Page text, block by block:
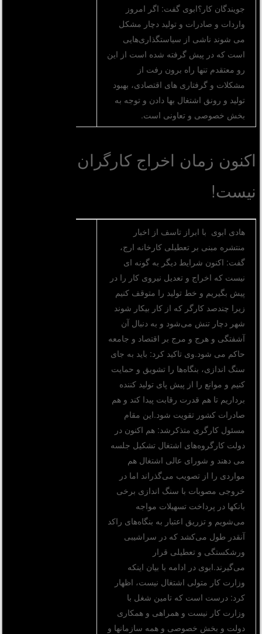
جویندگان کار؟ابوی گفت: اگر امروز
واردات و صادرات و تولید دچار مشکل
می شوند ناشی از سیاستگذاری‌هایی
است که در پیش گرفته شده است از این
رو معتقدم تنها راه برون رفت از
مشکلات و گرفتاری های اقتصادی، بهبود
تولید و رونق اشتغال بها دادن و توجه به
بخش خصوصی و تعاونی است.
اکنون زمان اخراج کارگران
نیست!
هادی ابوی با ابراز تاسف از اخبار
منتشره مبنی بر تعطیلی کارخانه ارج،
گفت: اکنون شرایط دیگر به گونه ای
نیست که اخراج و تعدیل نیروی کار را در
پیش بگیریم و خط تولید را متوقف کنیم
زیرا چندصد کارگر که از کار بیکار شوند
شهر دچار تنش می‌شود و به دنبال آن
آشفتگی و هرج و مرج بر اقتصاد و جامعه
حاکم می شود.وی تاکید کرد: باید به جای
سنگ اندازی، بنگاه‌ها را تشویق و حمایت
کنیم و موانع را از پیش پای تولید کننده
برداریم تا هم قدرت رقابت پیدا کند و هم
صادرات کشور تقویت شود.این مقام
مسئول کارگری متذکرشد: هم اکنون در
دولت کارگروه‌های اشتغال تشکیل جلسه
می دهند و شورای‌ عالی اشتغال هم
مواردی را از تصویب می‌گذراند اما در
خروجی مصوبات با سنگ اندازی برخی
بانکها در پرداخت تسهیلات مواجه
می‌شویم و تزریق اعتبار به بنگاه‌های راکد
آنقدر طول می‌کشد که در سراشیبی
ورشکستگی و تعطیلی قرار
می‌گیرند.ابوی در ادامه با بیان اینکه
وزارت کار متولی اشتغال نیست، اظهار
کرد: درست است که تامین شغل با
وزارت کار نیست و همراهی و همکاری
دولت و بخش خصوصی و همه سازمانها و